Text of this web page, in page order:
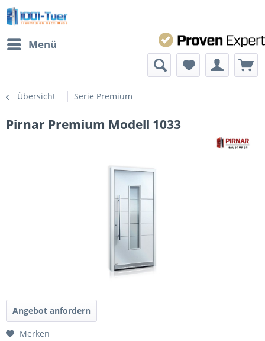
Menü
Übersicht Serie Premium
Pirnar Premium Modell 1033
Angebot anfordern
Merken